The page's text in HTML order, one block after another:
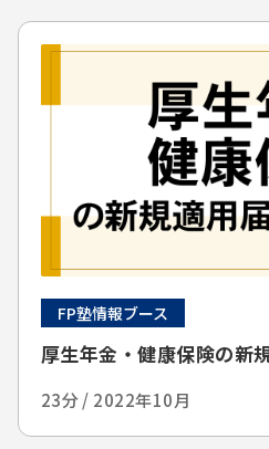
FP塾情報ブース
厚生年金・健康保険の新
23分 / 2022年10月